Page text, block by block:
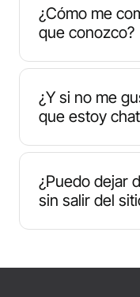
aleatorias, puede
menú
superior de la
¿Cómo me
que conozco?
Una vez
hablar
webcam.
¿Y si no me
que estoy
Pulsa "Siguiente"
instante con
¿Puedo dejar
sin salir del